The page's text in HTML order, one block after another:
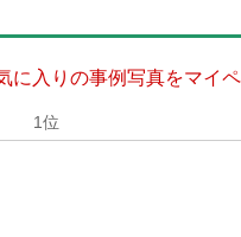
に入りの事例写真をマイ